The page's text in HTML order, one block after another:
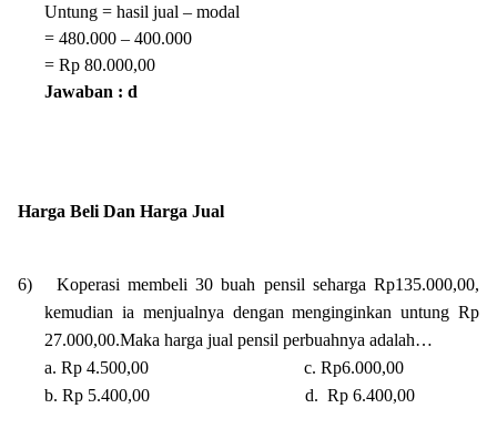
Untung = hasil jual – modal
= 480.000 – 400.000
= Rp 80.000,00
Jawaban : d
Harga Beli Dan Harga Jual
6)
Koperasi membeli 30 buah pensil seharga Rp135.000,00,
kemudian ia menjualnya dengan menginginkan untung Rp
27.000,00.Maka harga jual pensil perbuahnya adalah…
a. Rp 4.500,00 c. Rp6.000,00
b. Rp 5.400,00 d. Rp 6.400,00